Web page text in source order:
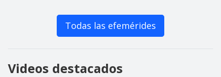
Todas las efemérides
Videos destacados